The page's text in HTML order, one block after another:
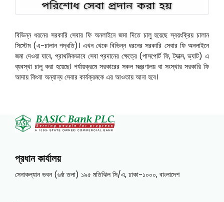
বিভিন্ন ধরনের সরকারি সেবার ফি অনলাইনে জমা দিতে চালু হয়েছে স্বয়ংক্রিয় চালান
সিস্টেম (এ-চালান পদ্ধতি)। এখন থেকে বিভিন্ন ধরনের সরকারি সেবার ফি অনলাইনে
জমা দেওয়া যাবে, প্রাথমিকভাবে সেবা প্রদানের ক্ষেত্রে (পাসপোর্ট ফি, ট্যাক্স, ভ্যাট) এ
ব্যবস্থা চালু করা হয়েছে। পর্যায়ক্রমে সরকারের সকল মন্ত্রণালয় বা সংস্থার সরকারি ফি
আদায় কিংবা অন্যান্য সেবার কার্যক্রমকে এর আওতায় আনা হবে।
প্রধান কার্যালয়
সেনাকল্যান ভবন (৬ষ্ঠ তলা) ১৯৫ মতিঝিল সি/এ, ঢাকা-১০০০, বাংলাদেশ